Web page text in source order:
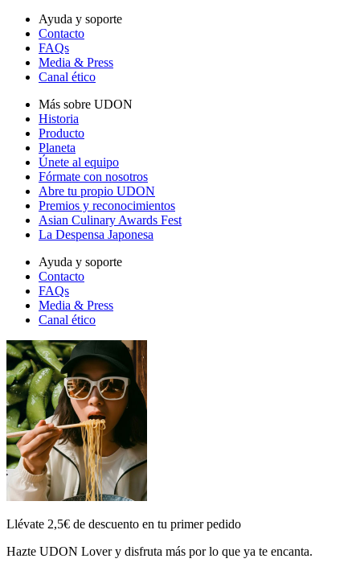
Ayuda y soporte
Contacto
FAQs
Media & Press
Canal ético
Más sobre UDON
Historia
Producto
Planeta
Únete al equipo
Fórmate con nosotros
Abre tu propio UDON
Premios y reconocimientos
Asian Culinary Awards Fest
La Despensa Japonesa
Ayuda y soporte
Contacto
FAQs
Media & Press
Canal ético
Llévate 2,5€ de descuento en tu primer pedido
Hazte UDON Lover y disfruta más por lo que ya te encanta.